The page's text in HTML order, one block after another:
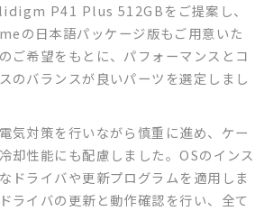
P41 Plus 512GBをご提案し、
の日本語パッケージ版もご用意いた
ご希望をもとに、パフォーマンスとコ
のバランスが良いパーツを選定しまし
気対策を行いながら慎重に進め、ケー
却性能にも配慮しました。OSのインス
ドライバや更新プログラムを適用しま
ライバの更新と動作確認を行い、全て